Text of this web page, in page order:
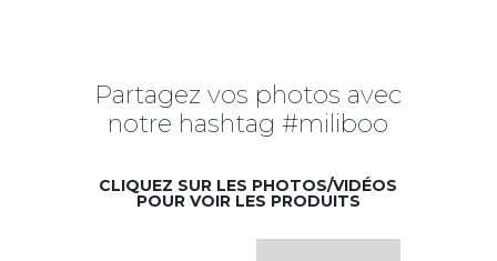
Partagez vos photos avec
notre hashtag #miliboo
CLIQUEZ SUR LES PHOTOS/VIDÉOS
POUR VOIR LES PRODUITS